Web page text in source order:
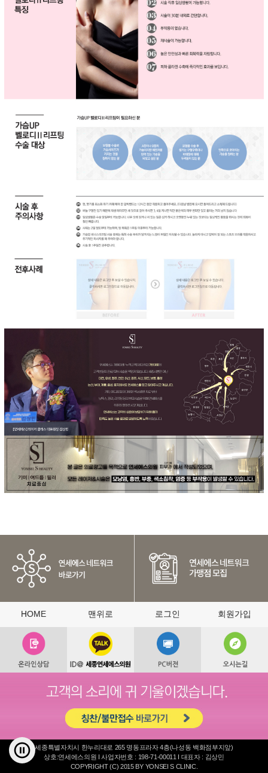
HOME 맨위로 로그인 회원가입
세종특별자치시 한누리대로 265 명동프라자 4층(나성동 백화점부지앞)
상호:연세에스의원 I 사업자번호 : 198-71-00011 I 대표자 : 김상민
COPYRIGHT (C) 2015 BY YONSEI S CLINIC.